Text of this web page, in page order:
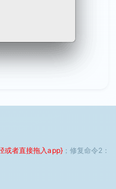
者直接拖入app}；修复命令2：